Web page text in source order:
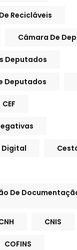
Recicláveis
Câmara De
Deputados
Deputados
CEF
De
CNIS
COFINS